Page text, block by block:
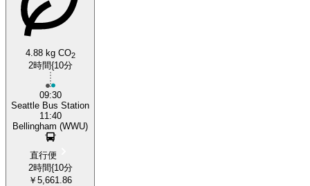
4.88 kg CO2
2時間{10分
09:30
Seattle Bus Station
11:40
Bellingham (WWU)
直行便
2時間{10分
￥5,661.86